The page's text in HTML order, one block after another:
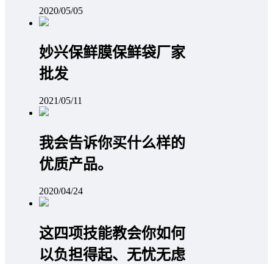
2020/05/05
妙兴保鲜膜保鲜袋厂家
批发
2021/05/11
我会告诉你买什么样的
优质产品。
2020/04/24
这四项技能教会你如何
以负担得起、无忧无虑